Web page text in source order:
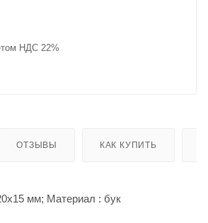
НДС 22%
ОТЗЫВЫ КАК КУПИТЬ
мм; Материал : бук